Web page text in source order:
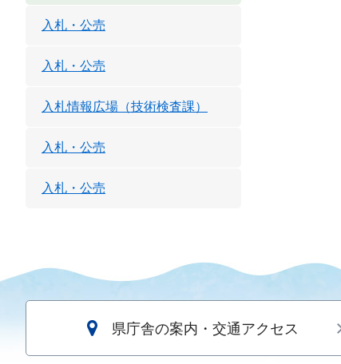
入札・公売
入札・公売
入札情報広場（技術検査課）
入札・公売
入札・公売
県庁舎の案内・交通アクセス